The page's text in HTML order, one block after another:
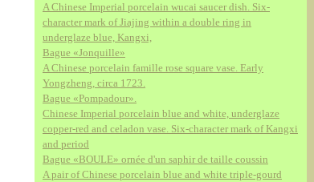
A Chinese Imperial porcelain wucai saucer dish. Six-
character mark of Jiajing within a double ring in
underglaze blue, Kangxi,
Bague «Jonquille»
A Chinese porcelain famille rose square vase. Early
Yongzheng, circa 1723.
Bague «Pompadour».
Chinese Imperial porcelain blue and white, underglaze
copper-red and celadon vase. Six-character mark of Kangxi
and period
Bague «BOULE» ornée d'un saphir de taille coussin
A pair of Chinese porcelain blue and white triple-gourd